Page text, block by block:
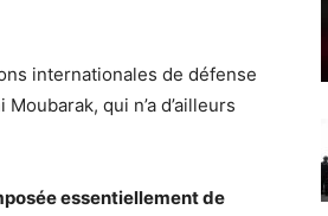
internationales de défense
qui n’a d’ailleurs
essentiellement de